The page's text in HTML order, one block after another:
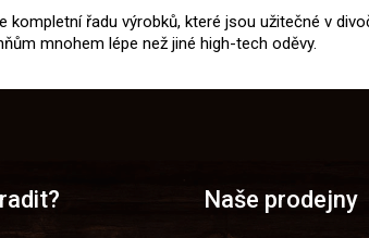
řadu výrobků, které jsou užitečné v
mnohem lépe než jiné high-tech oděvy.
Naše prodejny